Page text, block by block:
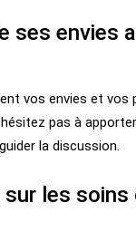
ses envies
vos envies et vos
pas à
la discussion.
sur les